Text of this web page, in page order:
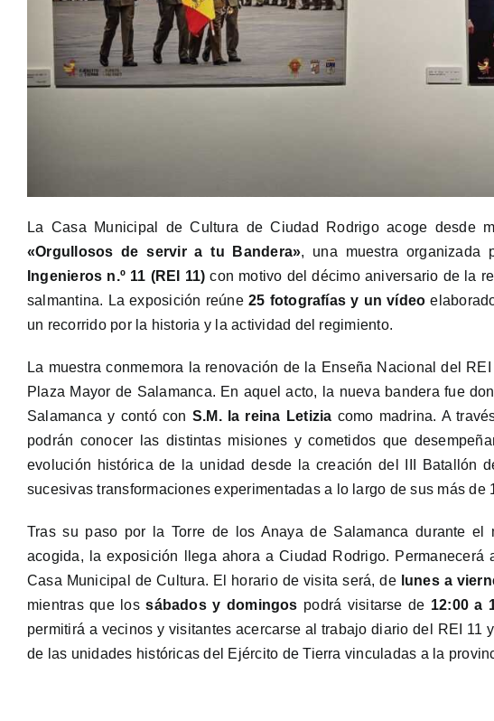
La Casa Municipal de Cultura de Ciudad Rodrigo acoge desde
«Orgullosos de servir a tu Bandera», una muestra organizada
Ingenieros n.º 11 (REI 11) con motivo del décimo aniversario de la
salmantina. La exposición reúne25 fotografías y un vídeo
un recorrido por la historia y la actividad del regimiento.
La muestra conmemora la renovación de la Enseña Nacional del REI
Plaza Mayor de Salamanca. En aquel acto, la nueva bandera fue
Salamanca y contó con S.M. la reina Letizia como madrina. A
podrán conocer las distintas misiones y cometidos que
evolución histórica de la unidad desde la creación del III Batallón
sucesivas transformaciones experimentadas a lo largo de sus más de
Tras su paso por la Torre de los Anaya de Salamanca durante
acogida, la exposición llega ahora a Ciudad Rodrigo. Permanecerá
Casa Municipal de Cultura. El horario de visita será, de lunes a
mientras que lossábados y domingos podrá visitarse de 12:00 a
permitirá a vecinos y visitantes acercarse al trabajo diario del REI 11
de las unidades históricas del Ejército de Tierra vinculadas a la